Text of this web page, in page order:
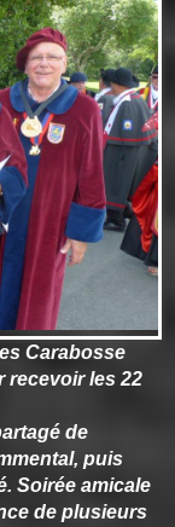
Carabosse
recevoir les 22
de
puis
Soirée amicale
de plusieurs